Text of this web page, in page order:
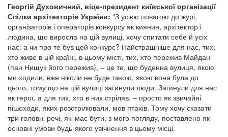
Георгій Духовичний, віце-президент київської організації
Спілки архітекторів України: "З усією повагою до журі,
організаторів і операторів конкурсу як киянин, архітектор і
людина, що виросла на цій вулиці, хочу спитати себе й усіх
нас: а чи про те був цей конкурс? Найстрашніше для нас, тих,
хто живе в цій країні, в цьому місті, тих, хто пережив Майдан
(пан Нищук його пережив), – це те, що буденна вулиця, якою
ми ходили, вже ніколи не буде такою, якою вона була до
цього, тому що на цій вулиці загинули люди. Загинули для нас
як герої, а для тих, хто в них стріляв, – просто як звичайні
пішоходи, яких розстрілювали, мов птахів. Тому хочу сказати
три головні речі, які має бути, з мого погляду, поставлено як
основні умови будь-якого увічнення в цьому місці.